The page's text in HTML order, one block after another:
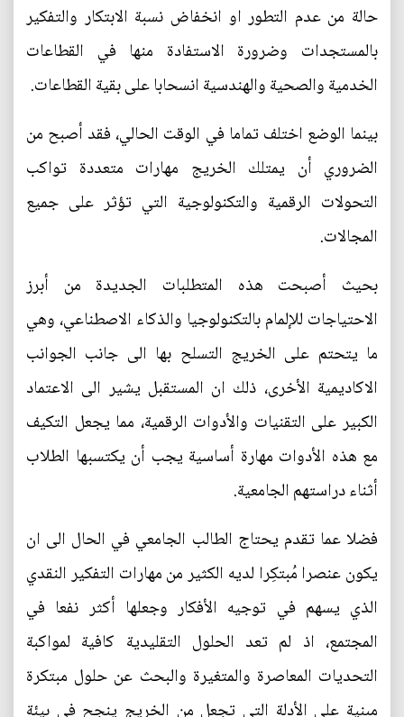
حالة من عدم التطور او انخفاض نسبة الابتكار والتفكير
بالمستجدات وضرورة الاستفادة منها في القطاعات
الخدمية والصحية والهندسية انسحابا على بقية القطاعات.
بينما الوضع اختلف تماما في الوقت الحالي، فقد أصبح من
الضروري أن يمتلك الخريج مهارات متعددة تواكب
التحولات الرقمية والتكنولوجية التي تؤثر على جميع
المجالات.
بحيث أصبحت هذه المتطلبات الجديدة من أبرز
الاحتياجات للإلمام بالتكنولوجيا والذكاء الاصطناعي، وهي
ما يتحتم على الخريج التسلح بها الى جانب الجوانب
الاكاديمية الأخرى، ذلك ان المستقبل يشير الى الاعتماد
الكبير على التقنيات والأدوات الرقمية، مما يجعل التكيف
مع هذه الأدوات مهارة أساسية يجب أن يكتسبها الطلاب
أثناء دراستهم الجامعية.
فضلا عما تقدم يحتاج الطالب الجامعي في الحال الى ان
يكون عنصرا مُبتكِرا لديه الكثير من مهارات التفكير النقدي
الذي يسهم في توجيه الأفكار وجعلها أكثر نفعا في
المجتمع، اذ لم تعد الحلول التقليدية كافية لمواكبة
التحديات المعاصرة والمتغيرة والبحث عن حلول مبتكرة